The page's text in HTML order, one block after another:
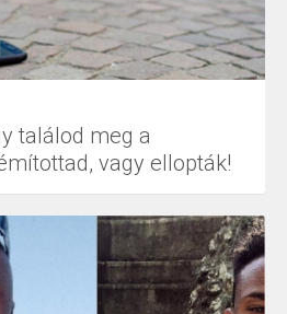
találod meg a
vagy ellopták!